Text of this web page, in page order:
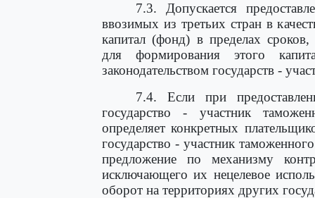
7.3. Допускается
ввозимых из третьих стран в
капитал (фонд) в пределах
для формирования этого
законодательством государств -
7.4. Если при
государство - участник
определяет конкретных
государство - участник
предложение по механизму
исключающего их нецелевое
оборот на территориях других